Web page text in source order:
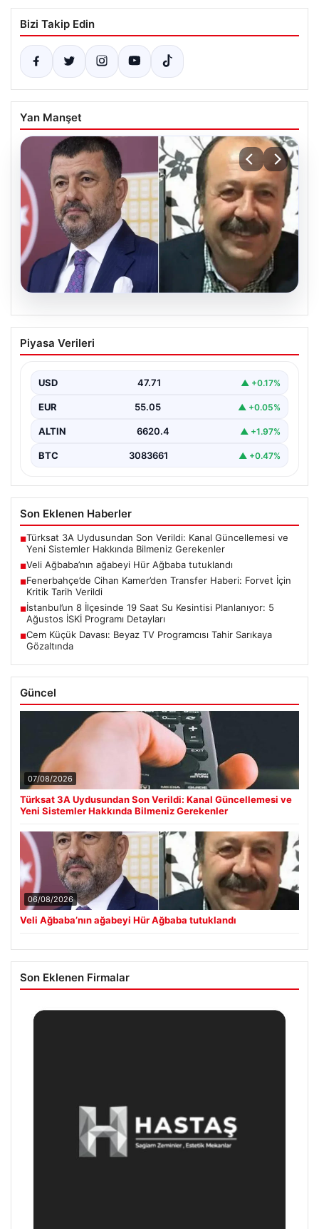
Bizi Takip Edin
Yan Manşet
06.08.2026
Veli Ağbaba’nın ağabeyi Hür Ağbaba
tutuklandı
Piyasa Verileri
USD 47.71 ▲ +0.17%
EUR 55.05 ▲ +0.05%
ALTIN 6620.4 ▲ +1.97%
BTC 3083661 ▲ +0.47%
Son Eklenen Haberler
■Türksat 3A Uydusundan Son Verildi: Kanal Güncellemesi ve
Yeni Sistemler Hakkında Bilmeniz Gerekenler
■Veli Ağbaba’nın ağabeyi Hür Ağbaba tutuklandı
■Fenerbahçe’de Cihan Kamer’den Transfer Haberi: Forvet İçin
Kritik Tarih Verildi
■İstanbul’un 8 İlçesinde 19 Saat Su Kesintisi Planlanıyor: 5
Ağustos İSKİ Programı Detayları
■Cem Küçük Davası: Beyaz TV Programcısı Tahir Sarıkaya
Gözaltında
Güncel
07/08/2026
Türksat 3A Uydusundan Son Verildi: Kanal Güncellemesi ve
Yeni Sistemler Hakkında Bilmeniz Gerekenler
06/08/2026
Veli Ağbaba’nın ağabeyi Hür Ağbaba tutuklandı
Son Eklenen Firmalar